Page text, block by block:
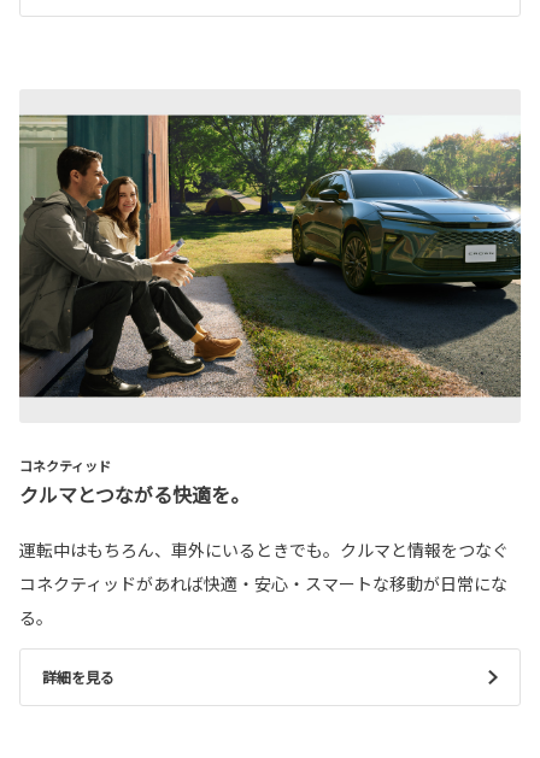
コネクティッド
クルマとつながる快適を。
運転中はもちろん、車外にいるときでも。クルマと情報をつなぐ
コネクティッドがあれば快適・安心・スマートな移動が日常にな
る。
詳細を見る